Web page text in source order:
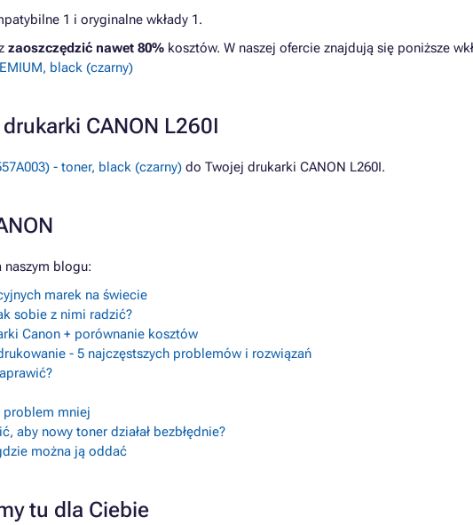
1 i oryginalne wkłady 1.
zaoszczędzić nawet 80% kosztów. W naszej ofercie znajdują się poniższe
black (czarny)
CANON L260I
- toner, black (czarny) do Twojej drukarki CANON L260I.
naszym blogu:
marek na świecie
sobie z nimi radzić?
Canon + porównanie kosztów
- 5 najczęstszych problemów i rozwiązań
problem mniej
aby nowy toner działał bezbłędnie?
można ją oddać
tu dla Ciebie